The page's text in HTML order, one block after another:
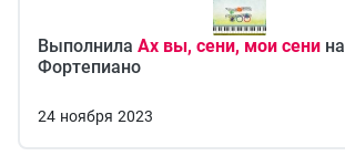
24 ноября 2023
Выполнила Ах вы, сени, мои сени на
Фортепиано